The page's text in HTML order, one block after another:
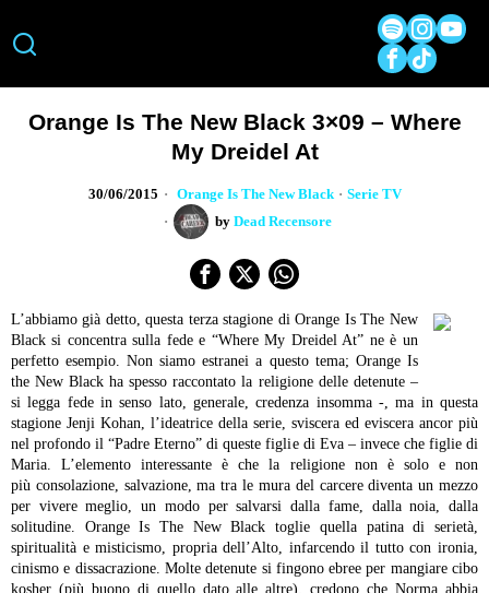
Orange Is The New Black 3×09 – Where
My Dreidel At
30/06/2015 Orange Is The New Black · Serie TV
by Dead Recensore
L’abbiamo già detto, questa terza stagione di Orange Is The New
Black si concentra sulla fede e “Where My Dreidel At” ne è un
perfetto esempio. Non siamo estranei a questo tema; Orange Is
the New Black ha spesso raccontato la religione delle detenute –
si legga fede in senso lato, generale, credenza insomma -, ma in questa
stagione Jenji Kohan, l’ideatrice della serie, sviscera ed eviscera ancor più
nel profondo il “Padre Eterno” di queste figlie di Eva – invece che figlie di
Maria. L’elemento interessante è che la religione non è solo e non
più consolazione, salvazione, ma tra le mura del carcere diventa un mezzo
per vivere meglio, un modo per salvarsi dalla fame, dalla noia, dalla
solitudine. Orange Is The New Black toglie quella patina di serietà,
spiritualità e misticismo, propria dell’Alto, infarcendo il tutto con ironia,
cinismo e dissacrazione. Molte detenute si fingono ebree per mangiare cibo
kosher (più buono di quello dato alle altre), credono che Norma abbia